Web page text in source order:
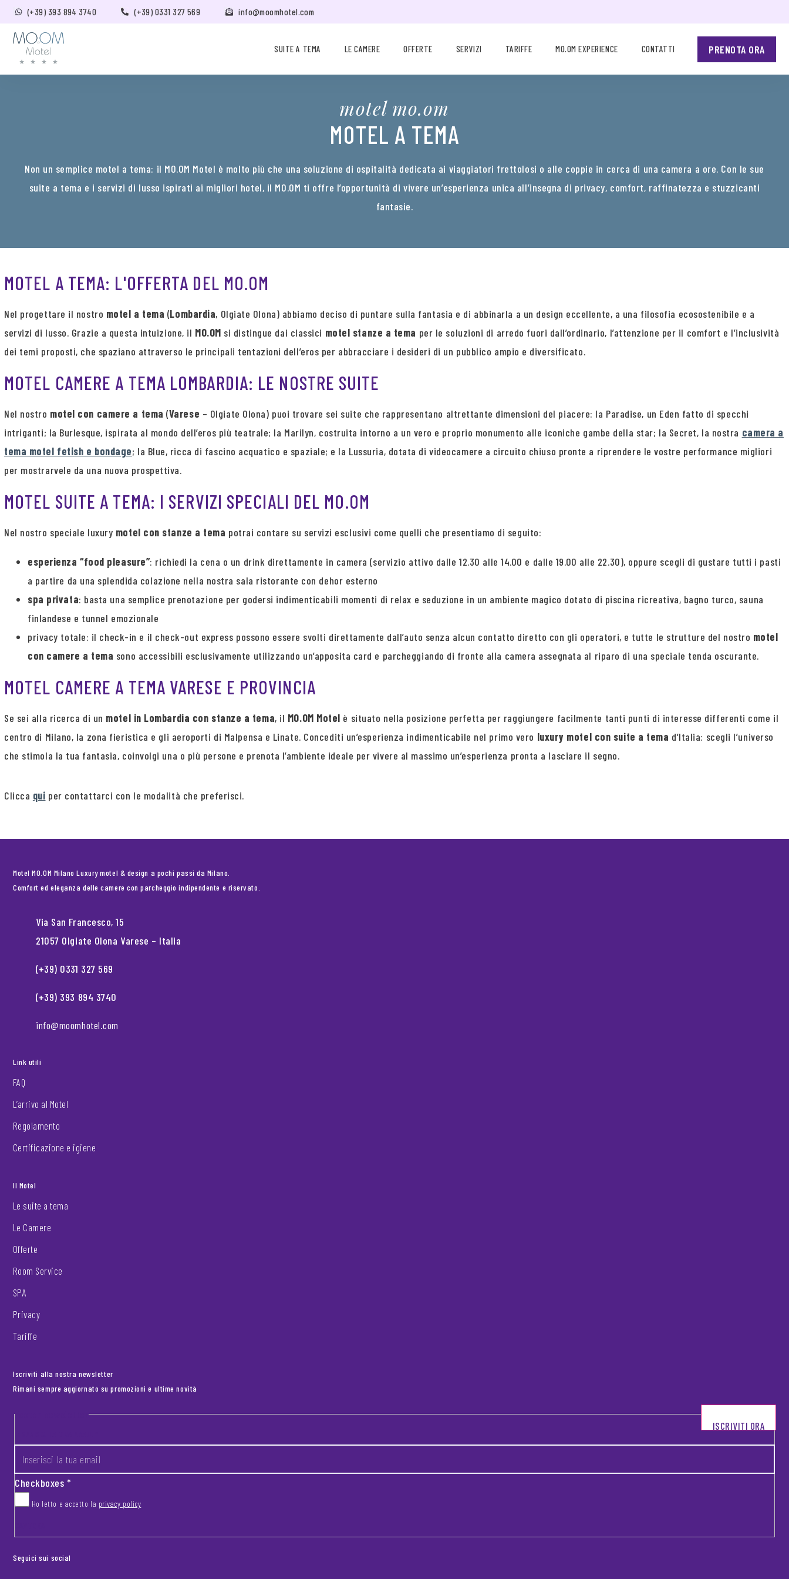
(+39) 393 894 3740 (+39) 0331 327 569 info@moomhotel.com
SUITE A TEMA LE CAMERE OFFERTE SERVIZI TARIFFE MO.OM EXPERIENCE CONTATTI PRENOTA ORA
motel mo.om
MOTEL A TEMA
Non un semplice motel a tema: il MO.OM Motel è molto più che una soluzione di ospitalità dedicata ai viaggiatori frettolosi o alle coppie in cerca di una camera a ore. Con le sue
suite a tema e i servizi di lusso ispirati ai migliori hotel, il MO.OM ti offre l’opportunità di vivere un’esperienza unica all’insegna di privacy, comfort, raffinatezza e stuzzicanti
fantasie.
MOTEL A TEMA: L'OFFERTA DEL MO.OM
Nel progettare il nostro motel a tema (Lombardia, Olgiate Olona) abbiamo deciso di puntare sulla fantasia e di abbinarla a un design eccellente, a una filosofia ecosostenibile e a
servizi di lusso. Grazie a questa intuizione, il MO.OM si distingue dai classici motel stanze a tema per le soluzioni di arredo fuori dall’ordinario, l’attenzione per il comfort e l’inclusività
dei temi proposti, che spaziano attraverso le principali tentazioni dell’eros per abbracciare i desideri di un pubblico ampio e diversificato.
MOTEL CAMERE A TEMA LOMBARDIA: LE NOSTRE SUITE
Nel nostro motel con camere a tema (Varese – Olgiate Olona) puoi trovare sei suite che rappresentano altrettante dimensioni del piacere: la Paradise, un Eden fatto di specchi
intriganti; la Burlesque, ispirata al mondo dell’eros più teatrale; la Marilyn, costruita intorno a un vero e proprio monumento alle iconiche gambe della star; la Secret, la nostra camera a
tema motel fetish e bondage; la Blue, ricca di fascino acquatico e spaziale; e la Lussuria, dotata di videocamere a circuito chiuso pronte a riprendere le vostre performance migliori
per mostrarvele da una nuova prospettiva.
MOTEL SUITE A TEMA: I SERVIZI SPECIALI DEL MO.OM
Nel nostro speciale luxury motel con stanze a tema potrai contare su servizi esclusivi come quelli che presentiamo di seguito:
esperienza “food pleasure”: richiedi la cena o un drink direttamente in camera (servizio attivo dalle 12.30 alle 14.00 e dalle 19.00 alle 22.30), oppure scegli di gustare tutti i pasti
a partire da una splendida colazione nella nostra sala ristorante con dehor esterno
spa privata: basta una semplice prenotazione per godersi indimenticabili momenti di relax e seduzione in un ambiente magico dotato di piscina ricreativa, bagno turco, sauna
finlandese e tunnel emozionale
privacy totale: il check-in e il check-out express possono essere svolti direttamente dall’auto senza alcun contatto diretto con gli operatori, e tutte le strutture del nostro motel
con camere a tema sono accessibili esclusivamente utilizzando un’apposita card e parcheggiando di fronte alla camera assegnata al riparo di una speciale tenda oscurante.
MOTEL CAMERE A TEMA VARESE E PROVINCIA
Se sei alla ricerca di un motel in Lombardia con stanze a tema, il MO.OM Motel è situato nella posizione perfetta per raggiungere facilmente tanti punti di interesse differenti come il
centro di Milano, la zona fieristica e gli aeroporti di Malpensa e Linate. Concediti un’esperienza indimenticabile nel primo vero luxury motel con suite a tema d’Italia: scegli l’universo
che stimola la tua fantasia, coinvolgi una o più persone e prenota l’ambiente ideale per vivere al massimo un’esperienza pronta a lasciare il segno.
Clicca qui per contattarci con le modalità che preferisci.
Motel MO.OM Milano Luxury motel & design a pochi passi da Milano.
Comfort ed eleganza delle camere con parcheggio indipendente e riservato.
Via San Francesco, 15
21057 Olgiate Olona Varese – Italia
(+39) 0331 327 569
(+39) 393 894 3740
info@moomhotel.com
Link utili
FAQ
L’arrivo al Motel
Regolamento
Certificazione e igiene
Il Motel
Le suite a tema
Le Camere
Offerte
Room Service
SPA
Privacy
Tariffe
Iscriviti alla nostra newsletter
Rimani sempre aggiornato su promozioni e ultime novità
Footer newsletter
Checkboxes*
Ho letto e accetto la privacy policy
ISCRIVITI ORA
Seguici sui social